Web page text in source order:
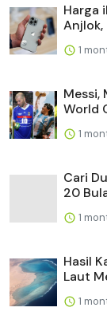
Harga
Anjlok,
1
Messi,
World
1
Cari
20
1
Hasil
Laut
1